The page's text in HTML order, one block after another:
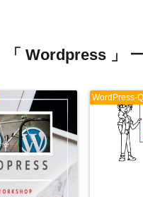
「 Wordpress 」
WordPress-